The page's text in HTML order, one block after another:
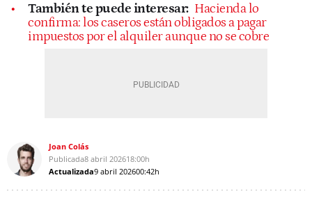
También te puede interesar: Hacienda lo
confirma: los caseros están obligados a pagar
impuestos por el alquiler aunque no se cobre
Joan Colás
Publicada8 abril 202618:00h
Actualizada9 abril 202600:42h